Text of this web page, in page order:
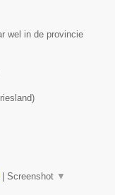
wel in de provincie
)
| Screenshot ▼